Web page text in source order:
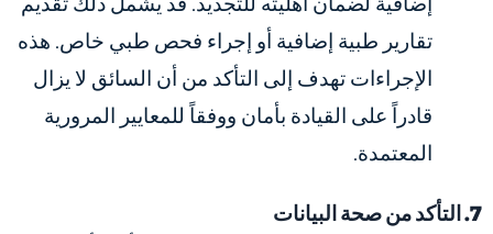
تقارير طبية إضافية أو إجراء فحص طبي خاص. هذه
الإجراءات تهدف إلى التأكد من أن السائق لا يزال
قادراً على القيادة بأمان ووفقاً للمعايير المرورية
المعتمدة.
7. التأكد من صحة البيانات